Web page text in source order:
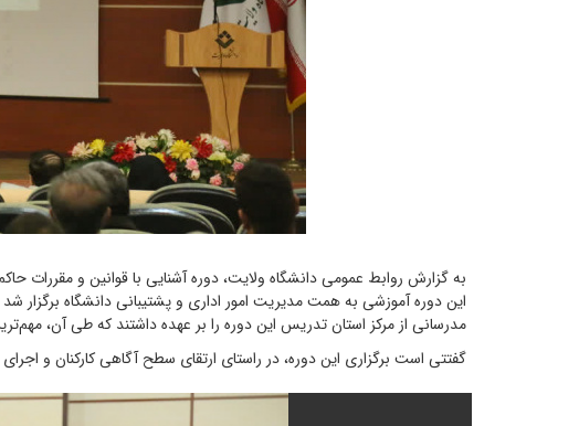
به گزارش روابط عمومی دانشگاه ولایت، دوره آشنایی با قوانین و مقررات حاکم بر گزینش روز چهارشنبه، ۸ بهمن‌ماه در سالن همایش‌های مجتمع فرهنگی
این دوره آموزشی به همت مدیریت امور اداری و پشتیبانی دانشگاه برگزار
مدرسانی از مرکز استان تدریس این دوره را بر عهده داشتند که طی آن،
گفتتی است برگزاری این دوره، در راستای ارتقای سطح آگاهی کارکنان و